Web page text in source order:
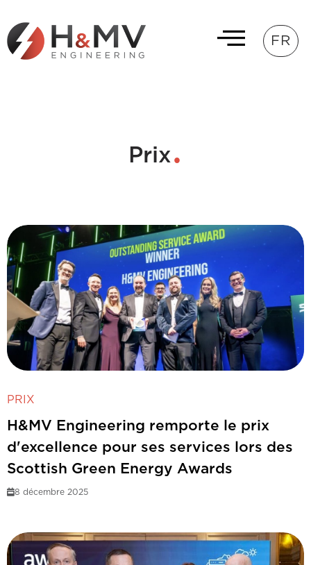
FR
Prix
PRIX
H&MV Engineering remporte le prix
d'excellence pour ses services lors des
Scottish Green Energy Awards
8 décembre 2025